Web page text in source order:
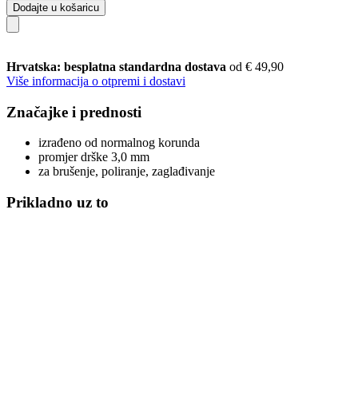
Dodajte u košaricu
Hrvatska: besplatna standardna dostava od € 49,90
Više informacija o otpremi i dostavi
Značajke i prednosti
izrađeno od normalnog korunda
promjer drške 3,0 mm
za brušenje, poliranje, zaglađivanje
Prikladno uz to